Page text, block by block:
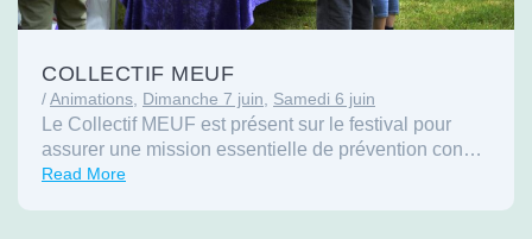
COLLECTIF MEUF
/Animations Dimanche 7 juin Samedi 6 juin
Le Collectif MEUF est présent sur le festival pour
assurer une mission essentielle de prévention con…
Read More